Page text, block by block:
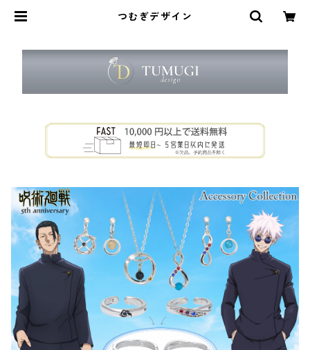
つむぎデザイン